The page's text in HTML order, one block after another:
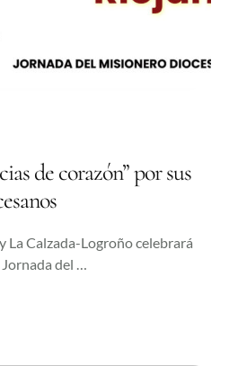
de corazón” por sus
La Calzada-Logroño celebrará
del …